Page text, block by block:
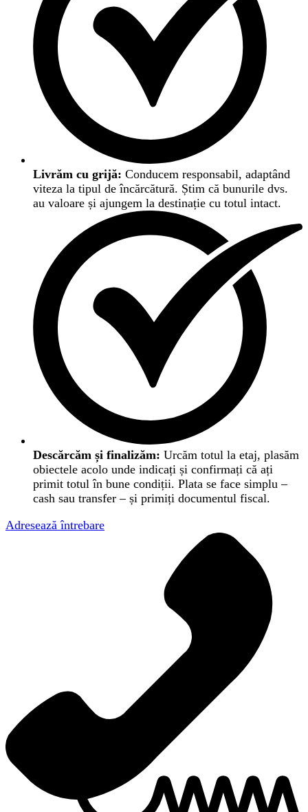
Livrăm cu grijă: Conducem responsabil, adaptând
viteza la tipul de încărcătură. Știm că bunurile dvs.
au valoare și ajungem la destinație cu totul intact.
Descărcăm și finalizăm: Urcăm totul la etaj, plasăm
obiectele acolo unde indicați și confirmați că ați
primit totul în bune condiții. Plata se face simplu –
cash sau transfer – și primiți documentul fiscal.
Adresează întrebare